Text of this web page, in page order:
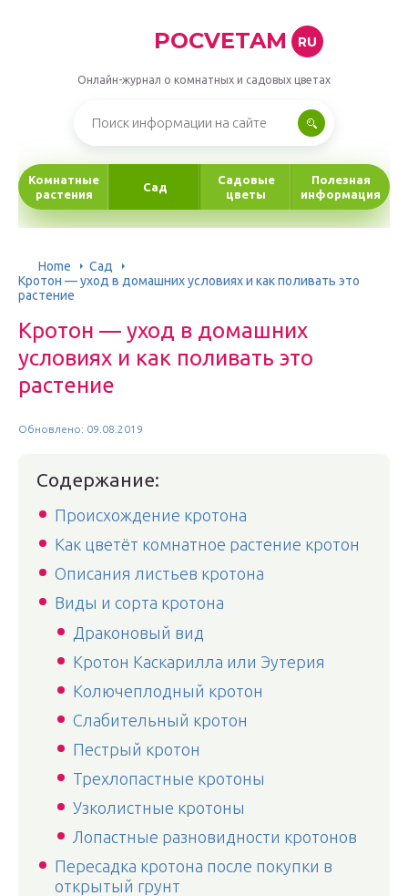
POCVETAM RU
Онлайн-журнал о комнатных и садовых цветах
Комнатные
растения
Сад
Садовые
цветы
Полезная
информация
Home
Сад
Кротон — уход в домашних условиях и как поливать это
растение
Кротон — уход в домашних
условиях и как поливать это
растение
Обновлено: 09.08.2019
Содержание:
Происхождение кротона
Как цветёт комнатное растение кротон
Описания листьев кротона
Виды и сорта кротона
Драконовый вид
Кротон Каскарилла или Эутерия
Колючеплодный кротон
Слабительный кротон
Пестрый кротон
Трехлопастные кротоны
Узколистные кротоны
Лопастные разновидности кротонов
Пересадка кротона после покупки в
открытый грунт